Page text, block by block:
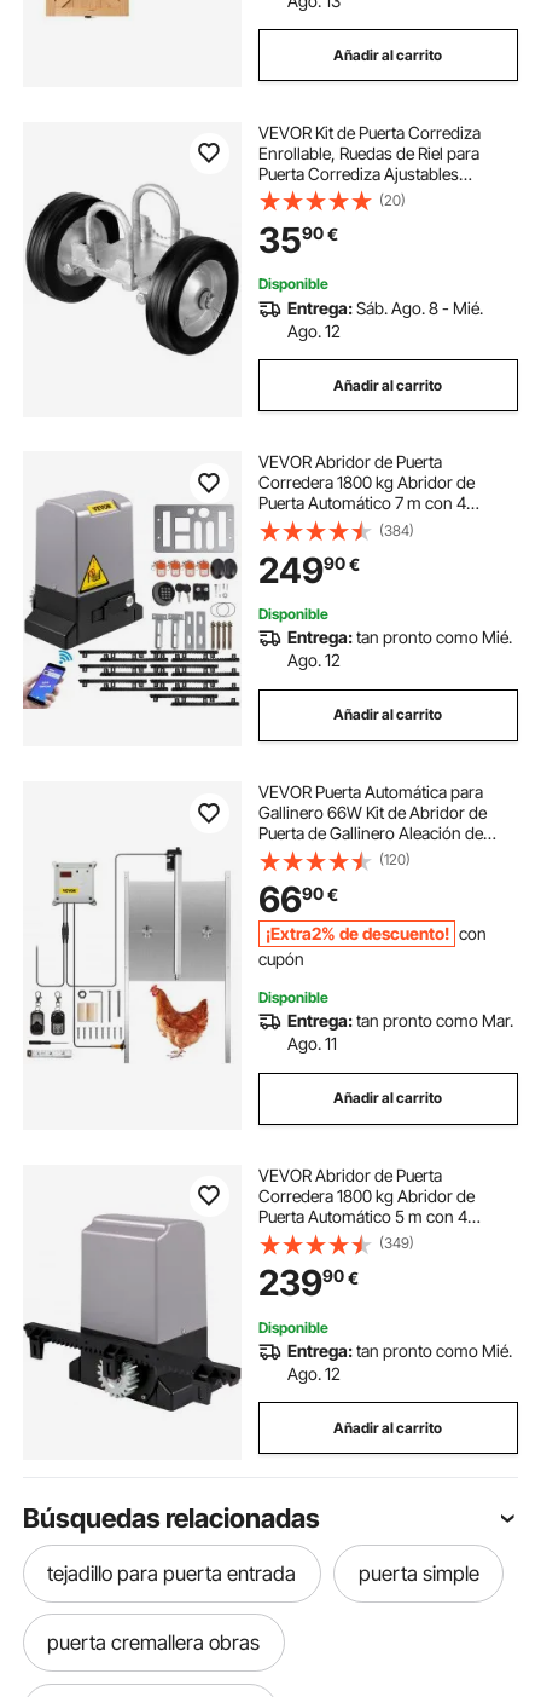
Añadir al carrito
VEVOR Kit de Puerta Corrediza
Enrollable, Ruedas de Riel para
Puerta Corrediza Ajustables
Universales, Rodillo Guía para
Puerta Corrediza y Enrollable,
Negro, con Herrajes Resistentes,
146 x 270 mm
(20)
3590€
Disponible
Entrega:Sáb. Ago. 8 - Mié.
Ago. 12
Añadir al carrito
VEVOR Abridor de Puerta
Corredera 1800 kg Abridor de
Puerta Automático 7 m con 4
Mandos a Distancia y Control de
APP para Entrada Rodante Kit de
Sistema de Seguridad para
Operador de Puerta
(384)
24990€
Disponible
Entrega:tan pronto como Mié.
Ago. 12
Añadir al carrito
VEVOR Puerta Automática para
Gallinero 66W Kit de Abridor de
Puerta de Gallinero Aleación de
Aluminio ABS Abridor de Puerta
Temporizador Sensor de Luz
Apertura de Puerta para Aves de
Corral 30x30cm
(120)
6690€
¡Extra2% de descuento! con
cupón
Disponible
Entrega:tan pronto como Mar.
Ago. 11
Añadir al carrito
VEVOR Abridor de Puerta
Corredera 1800 kg Abridor de
Puerta Automático 5 m con 4
Mandos a Distancia y Control de
APP para Entrada Rodante Kit de
Sistema de Seguridad para
Operador de Puerta
(349)
23990€
Disponible
Entrega:tan pronto como Mié.
Ago. 12
Añadir al carrito
Búsquedas relacionadas
tejadillo para puerta entrada puerta simple
puerta cremallera obras